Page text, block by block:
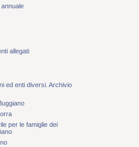
allegati
ed enti diversi. Archivio
per le famiglie dei